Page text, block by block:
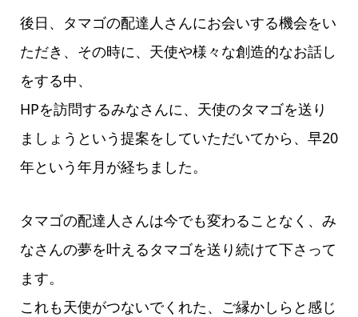
後日、タマゴの配達人さんにお会いする機会をい
ただき、その時に、天使や様々な創造的なお話し
をする中、
HPを訪問するみなさんに、天使のタマゴを送り
ましょうという提案をしていただいてから、早20
年という年月が経ちました。
タマゴの配達人さんは今でも変わることなく、み
なさんの夢を叶えるタマゴを送り続けて下さって
ます。
これも天使がつないでくれた、ご縁かしらと感じ